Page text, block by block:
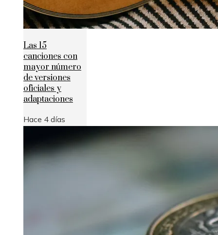
Las 15
canciones con
mayor número
de versiones
oficiales y
adaptaciones
Hace 4 días